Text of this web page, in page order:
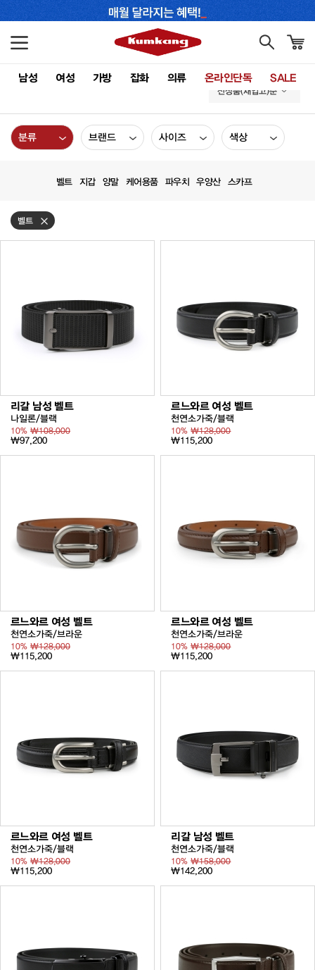
남성 여성 가방 잡화 의류 온라인단독 SALE
신상품(재입고)순
분류 브랜드 사이즈 색상
벨트 지갑 양말 케어용품 파우치 우양산 스카프
벨트
리갈 남성 벨트
나일론/블랙
10% ₩108,000
₩97,200
르느와르 여성 벨트
천연소가죽/블랙
10%₩128,000
₩115,200
르느와르 여성 벨트
천연소가죽/브라운
10% ₩128,000
₩115,200
르느와르 여성 벨트
천연소가죽/브라운
10%₩128,000
₩115,200
르느와르 여성 벨트
천연소가죽/블랙
10% ₩128,000
₩115,200
리갈 남성 벨트
천연소가죽/블랙
10%₩158,000
₩142,200